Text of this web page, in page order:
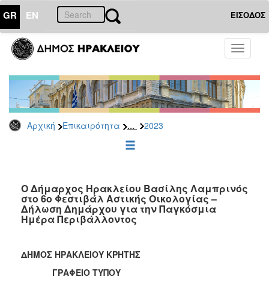
GR EN ΕΙΣΟΔΟΣ
Toggle
Αρχική Επικαιρότητα ... 2023
ΕΠΙΚΑΙΡΟΤΗΤΑ
Τύπου
Αρχείο
2026
2025
2022
2021
2020
2018
2017
Ο Δήμαρχος Ηρακλείου Βασίλης Λαμπρινός
στο 6ο Φεστιβάλ Αστικής Οικολογίας –
Δήλωση Δημάρχου για την Παγκόσμια
Ημέρα Περιβάλλοντος
ΔΗΜΟΣ ΗΡΑΚΛΕΙΟΥ ΚΡΗΤΗΣ
ΓΡΑΦΕΙΟ ΤΥΠΟΥ